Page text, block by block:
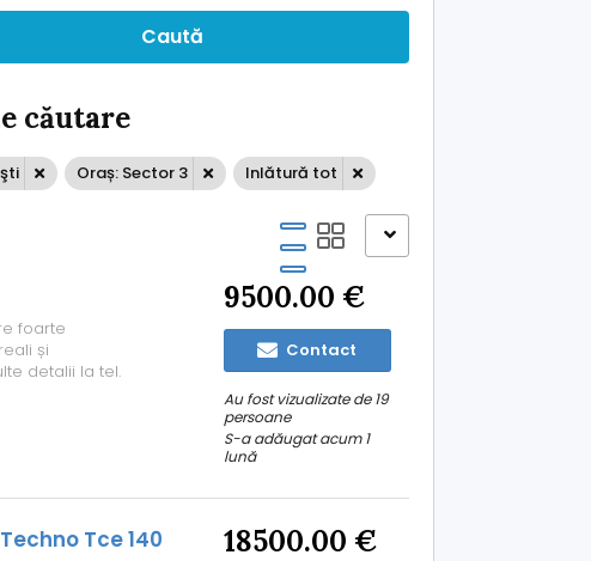
Caută
căutare
Oraș: Sector 3 Inlătură tot
foarte
și
detalii la tel.
9500.00 €
Contact
Au fost vizualizate de 19
persoane
S-a adăugat acum 1
lună
Tce 140 18500.00 €